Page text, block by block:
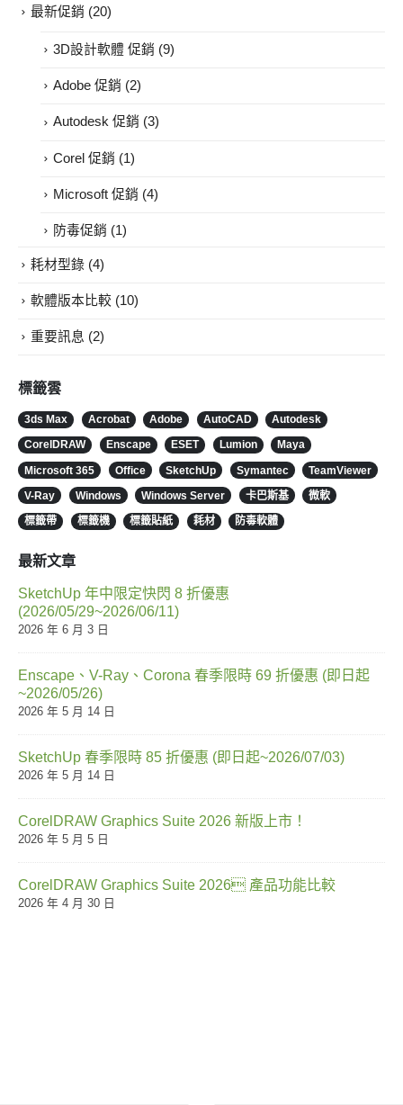
最新促銷 (20)
3D設計軟體 促銷 (9)
Adobe 促銷 (2)
Autodesk 促銷 (3)
Corel 促銷 (1)
Microsoft 促銷 (4)
防毒促銷 (1)
耗材型錄 (4)
軟體版本比較 (10)
重要訊息 (2)
標籤雲
3ds Max Acrobat Adobe AutoCAD Autodesk
CorelDRAW Enscape ESET Lumion Maya
Microsoft 365 Office SketchUp Symantec TeamViewer
V-Ray Windows Windows Server 卡巴斯基 微軟
標籤帶 標籤機 標籤貼紙 耗材 防毒軟體
最新文章
SketchUp 年中限定快閃 8 折優惠
(2026/05/29~2026/06/11)
2026 年 6 月 3 日
Enscape、V-Ray、Corona 春季限時 69 折優惠 (即日起
~2026/05/26)
2026 年 5 月 14 日
SketchUp 春季限時 85 折優惠 (即日起~2026/07/03)
2026 年 5 月 14 日
CorelDRAW Graphics Suite 2026 新版上市！
2026 年 5 月 5 日
CorelDRAW Graphics Suite 2026 產品功能比較
2026 年 4 月 30 日